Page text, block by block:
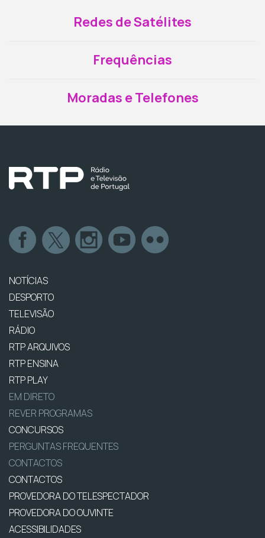
Redes de Satélites
Frequências
Moradas e Telefones
NOTÍCIAS
DESPORTO
TELEVISÃO
RÁDIO
RTP ARQUIVOS
RTP ENSINA
RTP PLAY
EM DIRETO
REVER PROGRAMAS
CONCURSOS
PERGUNTAS FREQUENTES
CONTACTOS
CONTACTOS
PROVEDORA DO TELESPECTADOR
PROVEDORA DO OUVINTE
ACESSIBILIDADES